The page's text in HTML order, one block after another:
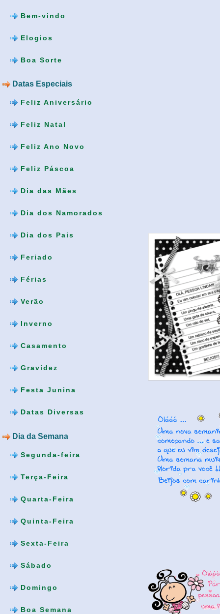
Bem-vindo
Elogios
Boa Sorte
Datas Especiais
Feliz Aniversário
Feliz Natal
Feliz Ano Novo
Feliz Páscoa
Dia das Mães
Dia dos Namorados
Dia dos Pais
Feriado
Férias
Verão
Inverno
Casamento
Gravidez
Festa Junina
Datas Diversas
Dia da Semana
Segunda-feira
Terça-Feira
Quarta-Feira
Quinta-Feira
Sexta-Feira
Sábado
Domingo
Boa Semana